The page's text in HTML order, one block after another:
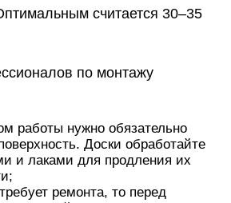
считается 30–35
по монтажу
работы нужно обязательно
Доски обработайте
и лаками для продления их
ремонта, то перед